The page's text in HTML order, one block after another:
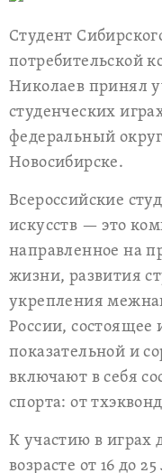
Студент
потребительской
Николаев принял
студенческих
федеральный
Новосибирске.
Всероссийские
искусств — это
направленное на
жизни, развития
укрепления
России, состоящее
показательной и
включают в себя
спорта: от
К участию в играх
возрасте от 16 до